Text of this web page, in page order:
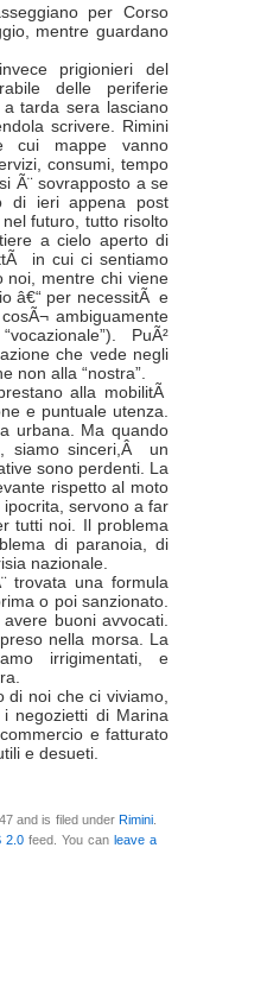
per Corso
mentre guardano
prigionieri del
delle periferie
tarda sera lasciano
scrivere. Rimini
cui mappe vanno
consumi, tempo
Ã¨ sovrapposto a se
di ieri appena post
futuro, tutto risolto
a cielo aperto di
in cui ci sentiamo
noi, mentre chi viene
â€“ per necessitÃ e
ambiguamente
PuÃ²
che vede negli
non alla “nostra”.
alla mobilitÃ
e puntuale utenza.
urbana. Ma quando
siamo sinceri,Â un
sono perdenti. La
rispetto al moto
servono a far
tutti noi. Il problema
di paranoia, di
nazionale.
trovata una formula
o poi sanzionato.
buoni avvocati.
nella morsa. La
irrigimentati, e
di noi che ci viviamo,
negozietti di Marina
e fatturato
e desueti.
and is filed under Rimini
2.0 feed. You can leave a